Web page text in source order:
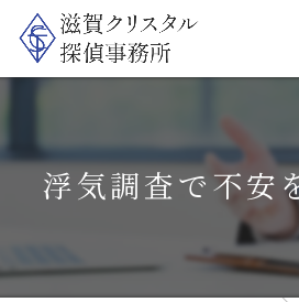
浮気調査で不安